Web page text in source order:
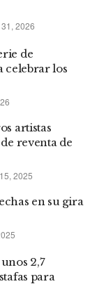
31, 2026
de
celebrar los
artistas
reventa de
2025
en su gira
2,7
para